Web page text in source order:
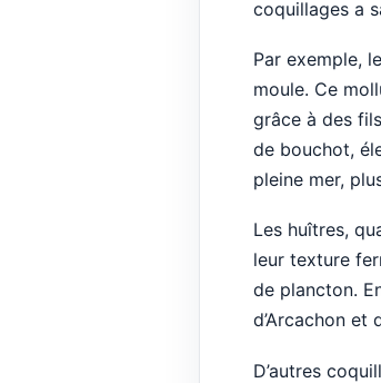
coquillages a
Par exemple,
moule. Ce
grâce à des
de bouchot,
pleine mer,
Les huîtres,
leur texture
de plancton.
d’Arcachon et
D’autres